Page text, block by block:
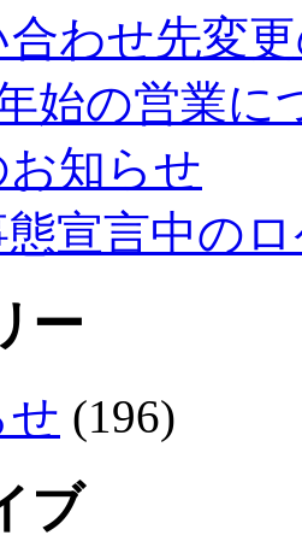
合わせ先変
始の営業に
知らせ
態宣言中の
ー
せ (196)
ブ